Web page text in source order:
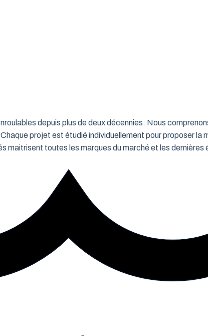
depuis plus de deux décennies. Nous
projet est étudié individuellement pour proposer la
maitrisent toutes les marques du marché et les